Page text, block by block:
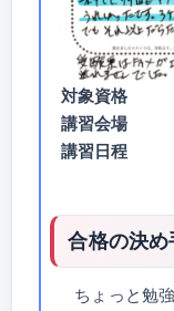
対象資格
講習会場
講習日程
合格の決め
ちょっと勉